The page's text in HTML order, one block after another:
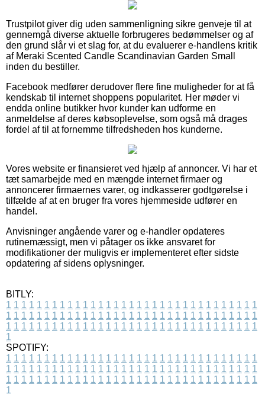
Trustpilot giver dig uden sammenligning sikre genveje til at
gennemgå diverse aktuelle forbrugeres bedømmelser og af
den grund slår vi et slag for, at du evaluerer e-handlens kritik
af Meraki Scented Candle Scandinavian Garden Small
inden du bestiller.
Facebook medfører derudover flere fine muligheder for at få
kendskab til internet shoppens popularitet. Her møder vi
endda online butikker hvor kunder kan udforme en
anmeldelse af deres købsoplevelse, som også må drages
fordel af til at fornemme tilfredsheden hos kunderne.
Vores website er finansieret ved hjælp af annoncer. Vi har et
tæt samarbejde med en mængde internet firmaer og
annoncerer firmaernes varer, og indkasserer godtgørelse i
tilfælde af at en bruger fra vores hjemmeside udfører en
handel.
Anvisninger angående varer og e-handler opdateres
rutinemæssigt, men vi påtager os ikke ansvaret for
modifikationer der muligvis er implementeret efter sidste
opdatering af sidens oplysninger.
BITLY:
1 1 1 1 1 1 1 1 1 1 1 1 1 1 1 1 1 1 1 1 1 1 1 1 1 1 1 1 1 1 1 1 1
1 1 1 1 1 1 1 1 1 1 1 1 1 1 1 1 1 1 1 1 1 1 1 1 1 1 1 1 1 1 1 1 1
1 1 1 1 1 1 1 1 1 1 1 1 1 1 1 1 1 1 1 1 1 1 1 1 1 1 1 1 1 1 1 1 1
1
SPOTIFY:
1 1 1 1 1 1 1 1 1 1 1 1 1 1 1 1 1 1 1 1 1 1 1 1 1 1 1 1 1 1 1 1 1
1 1 1 1 1 1 1 1 1 1 1 1 1 1 1 1 1 1 1 1 1 1 1 1 1 1 1 1 1 1 1 1 1
1 1 1 1 1 1 1 1 1 1 1 1 1 1 1 1 1 1 1 1 1 1 1 1 1 1 1 1 1 1 1 1 1
1